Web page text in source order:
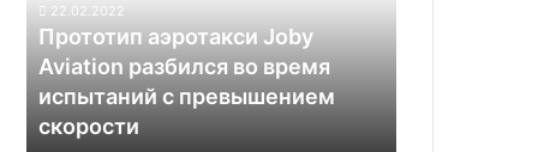
во
время
испытаний
превышением
22.02.2022
Прототип аэротакси Joby
Aviation разбился во время
испытаний с превышением
скорости